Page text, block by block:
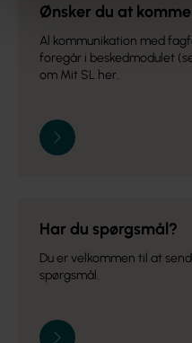
Ønsker du at
Al kommunikation med
foregår i beskedmodulet
om Mit SL her.
Har du spørgsmål?
Du er velkommen til at
spørgsmål.